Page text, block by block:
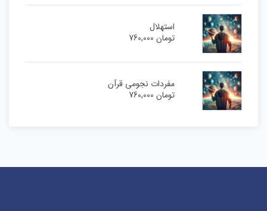
استهلال
تومان760,000
مفردات نجومی قرآن
تومان760,000